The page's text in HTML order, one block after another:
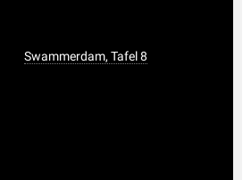
Swammerdam, Tafel 8